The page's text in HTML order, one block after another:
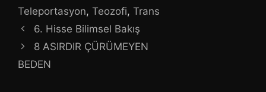
Teleportasyon, Teozofi, Trans
6. Hisse Bilimsel Bakış
8 ASIRDIR ÇÜRÜMEYEN
BEDEN